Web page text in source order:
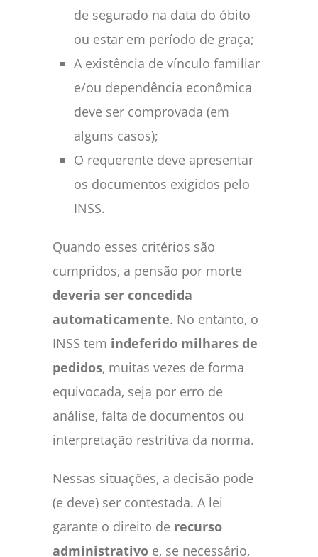
de segurado na data do óbito
ou estar em período de graça;
A existência de vínculo familiar
e/ou dependência econômica
deve ser comprovada (em
alguns casos);
O requerente deve apresentar
os documentos exigidos pelo
INSS.
Quando esses critérios são
cumpridos, a pensão por morte
deveria ser concedida
automaticamente. No entanto, o
INSS tem indeferido milhares de
pedidos, muitas vezes de forma
equivocada, seja por erro de
análise, falta de documentos ou
interpretação restritiva da norma.
Nessas situações, a decisão pode
(e deve) ser contestada. A lei
garante o direito de recurso
administrativo e, se necessário,